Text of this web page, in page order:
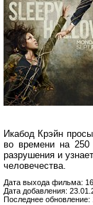
Икабод Крэйн
во времени на 250
разрушения и
человечества.
Дата выхода фильма:
Дата добавления:
Последнее обновление: